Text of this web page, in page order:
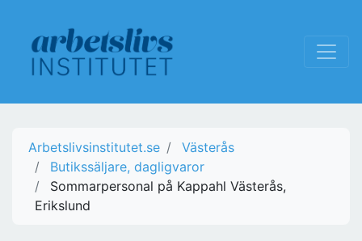
Arbetslivsinstitutet.se
Västerås
Butikssäljare, dagligvaror
Sommarpersonal på Kappahl Västerås,
Erikslund